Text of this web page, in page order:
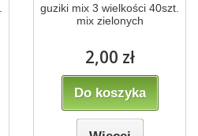
guziki mix 3 wielkości 40szt.
mix zielonych
2,00 zł
Do koszyka